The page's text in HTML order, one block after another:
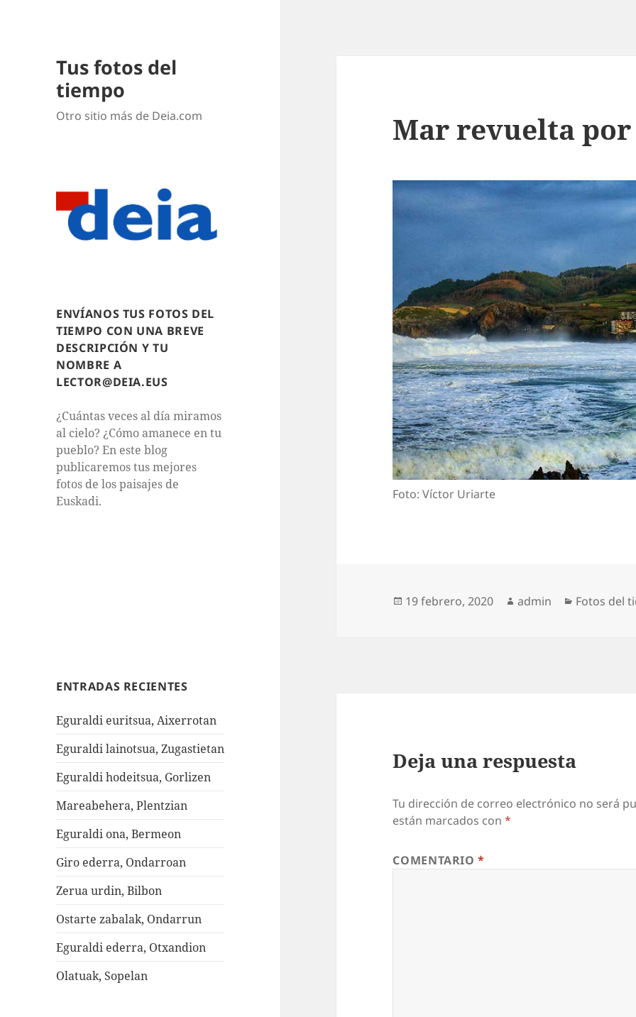
Tus fotos del
tiempo
Otro sitio más de Deia.com
ENVÍANOS TUS FOTOS DEL
TIEMPO CON UNA BREVE
DESCRIPCIÓN Y TU
NOMBRE A
LECTOR@DEIA.EUS
¿Cuántas veces al día miramos
al cielo? ¿Cómo amanece en tu
pueblo? En este blog
publicaremos tus mejores
fotos de los paisajes de
Euskadi.
ENTRADAS RECIENTES
Eguraldi euritsua, Aixerrotan
Eguraldi lainotsua, Zugastietan
Eguraldi hodeitsua, Gorlizen
Mareabehera, Plentzian
Eguraldi ona, Bermeon
Giro ederra, Ondarroan
Zerua urdin, Bilbon
Ostarte zabalak, Ondarrun
Eguraldi ederra, Otxandion
Olatuak, Sopelan
Mar revuelta
Foto: Víctor Uriarte
Publicado
19 febrero, 2020 Autor
admin Categorías
Fotos del
Deja una respuesta
Tu dirección de correo electrónico no será
están marcados con*
COMENTARIO*